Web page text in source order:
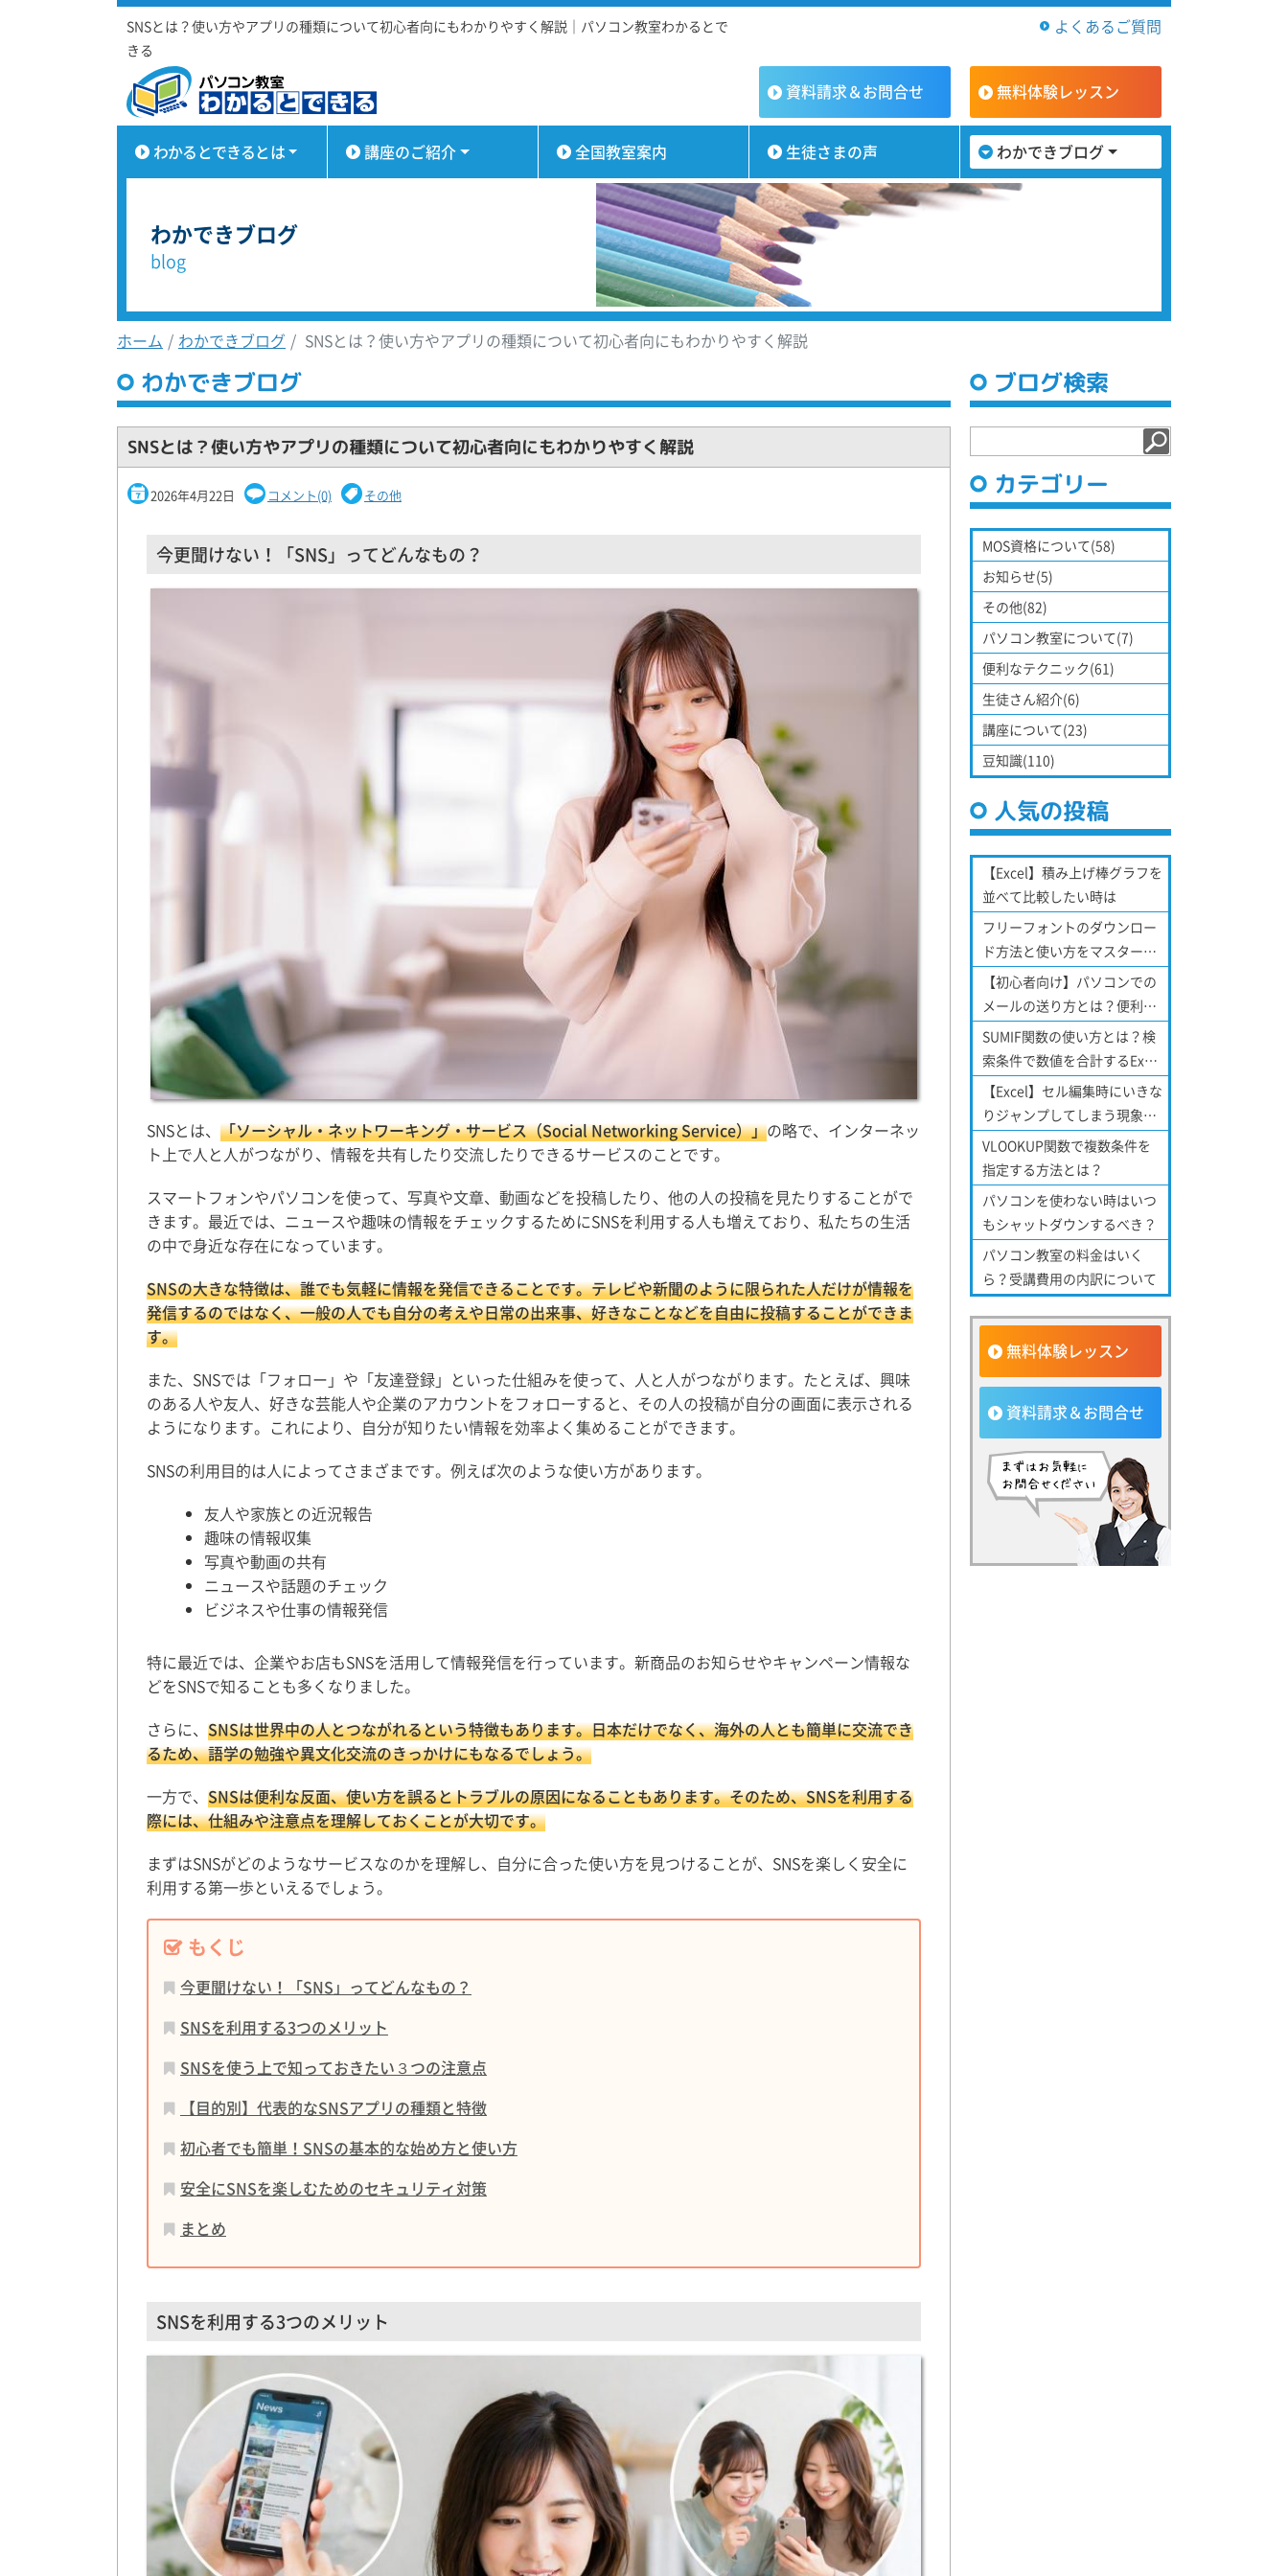
SNSとは？使い方やアプリの種類について初心者向にもわかりやすく解説｜パソコン教室わかるとで
きる
よくあるご質問
資料請求＆お問合せ 無料体験レッスン
わかるとできるとは 講座のご紹介 全国教室案内 生徒さまの声 わかできブログ
わかできブログ
blog
ホーム わかできブログ SNSとは？使い方やアプリの種類について初心者向にもわかりやすく解説
わかできブログ
SNSとは？使い方やアプリの種類について初心者向にもわかりやすく解説
2026年4月22日 コメント(0) その他
今更聞けない！「SNS」ってどんなもの？
SNSとは、 「ソーシャル・ネットワーキング・サービス（Social Networking Service）」の略で、インターネッ
ト上で人と人がつながり、情報を共有したり交流したりできるサービスのことです。
スマートフォンやパソコンを使って、写真や文章、動画などを投稿したり、他の人の投稿を見たりすることがで
きます。最近では、ニュースや趣味の情報をチェックするためにSNSを利用する人も増えており、私たちの生活
の中で身近な存在になっています。
SNSの大きな特徴は、誰でも気軽に情報を発信できることです。テレビや新聞のように限られた人だけが情報を
発信するのではなく、一般の人でも自分の考えや日常の出来事、好きなことなどを自由に投稿することができま
す。
また、SNSでは「フォロー」や「友達登録」といった仕組みを使って、人と人がつながります。たとえば、興味
のある人や友人、好きな芸能人や企業のアカウントをフォローすると、その人の投稿が自分の画面に表示される
ようになります。これにより、自分が知りたい情報を効率よく集めることができます。
SNSの利用目的は人によってさまざまです。例えば次のような使い方があります。
友人や家族との近況報告
趣味の情報収集
写真や動画の共有
ニュースや話題のチェック
ビジネスや仕事の情報発信
特に最近では、企業やお店もSNSを活用して情報発信を行っています。新商品のお知らせやキャンペーン情報な
どをSNSで知ることも多くなりました。
さらに、 SNSは世界中の人とつながれるという特徴もあります。日本だけでなく、海外の人とも簡単に交流でき
るため、語学の勉強や異文化交流のきっかけにもなるでしょう。
一方で、 SNSは便利な反面、使い方を誤るとトラブルの原因になることもあります。そのため、SNSを利用する
際には、仕組みや注意点を理解しておくことが大切です。
まずはSNSがどのようなサービスなのかを理解し、自分に合った使い方を見つけることが、SNSを楽しく安全に
利用する第一歩といえるでしょう。
もくじ
今更聞けない！「SNS」ってどんなもの？
SNSを利用する3つのメリット
SNSを使う上で知っておきたい３つの注意点
【目的別】代表的なSNSアプリの種類と特徴
初心者でも簡単！SNSの基本的な始め方と使い方
安全にSNSを楽しむためのセキュリティ対策
まとめ
SNSを利用する3つのメリット
ブログ検索
カテゴリー
MOS資格について(58)
お知らせ(5)
その他(82)
パソコン教室について(7)
便利なテクニック(61)
生徒さん紹介(6)
講座について(23)
豆知識(110)
人気の投稿
【Excel】積み上げ棒グラフを
並べて比較したい時は
フリーフォントのダウンロー
ド方法と使い方をマスターし
よう！
【初心者向け】パソコンでの
メールの送り方とは？便利な
機能についてもご紹介！
SUMIF関数の使い方とは？検
索条件で数値を合計するExcel
関数について
【Excel】セル編集時にいきな
りジャンプしてしまう現象を
解消する方法！
VLOOKUP関数で複数条件を
指定する方法とは？
パソコンを使わない時はいつ
もシャットダウンするべき？
パソコン教室の料金はいく
ら？受講費用の内訳について
無料体験レッスン
資料請求＆お問合せ